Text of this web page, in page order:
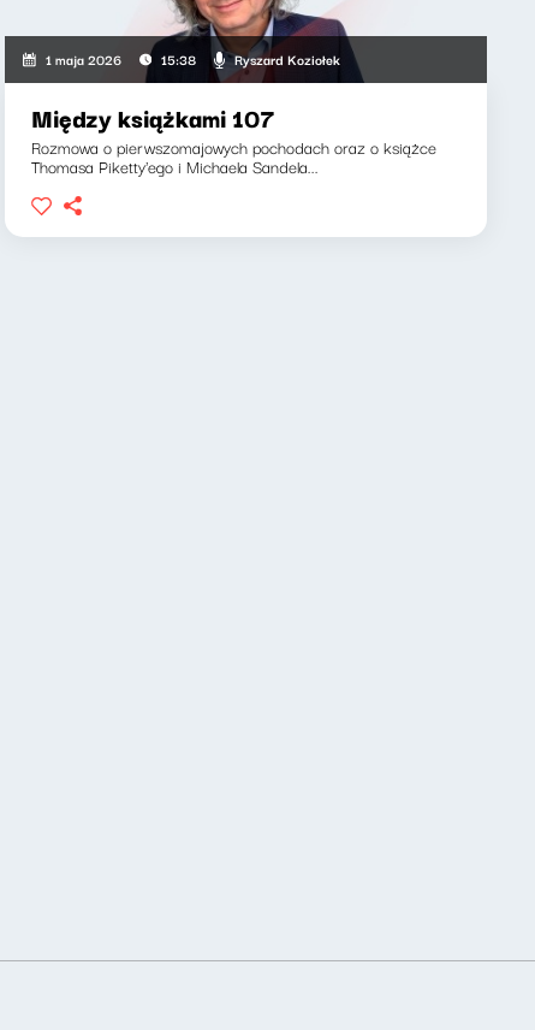
1 maja 2026 15:38 Ryszard Koziołek
Między książkami 107
Rozmowa o pierwszomajowych pochodach oraz o książce
Thomasa Piketty'ego i Michaela Sandela...